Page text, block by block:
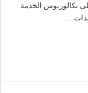
عام ١٩٤٢، ثم حصل على بكالوريوس الخدمة
…